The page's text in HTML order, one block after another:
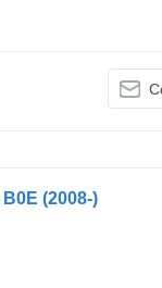
(2008-)